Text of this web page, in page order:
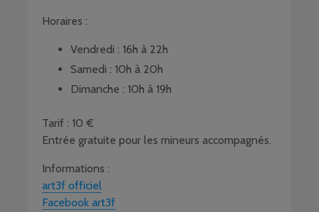
Horaires :
Vendredi : 16h à 22h
Samedi : 10h à 20h
Dimanche : 10h à 19h
Tarif : 10 €
Entrée gratuite pour les mineurs accompagnés.
Informations :
art3f officiel
Facebook art3f